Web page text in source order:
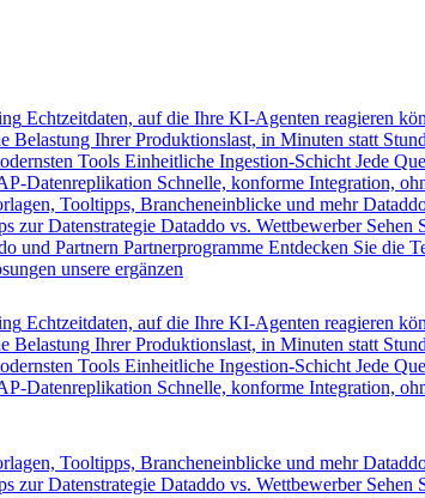
Echtzeitdaten, auf die Ihre KI-Agenten reagieren
Belastung Ihrer Produktionslast, in Minuten statt
Tools Einheitliche Ingestion-Schicht Jede
Datenreplikation Schnelle, konforme Integration,
Tooltipps, Brancheneinblicke und mehr
zur Datenstrategie Dataddo vs. Wettbewerber Sehen
und Partnern Partnerprogramme Entdecken Sie die
unsere ergänzen
Echtzeitdaten, auf die Ihre KI-Agenten reagieren
Belastung Ihrer Produktionslast, in Minuten statt
Tools Einheitliche Ingestion-Schicht Jede
Datenreplikation Schnelle, konforme Integration,
Tooltipps, Brancheneinblicke und mehr
zur Datenstrategie Dataddo vs. Wettbewerber Sehen